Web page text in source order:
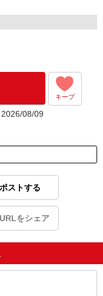
キープ
08/09
ポストする
URLをシェア